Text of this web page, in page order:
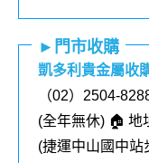
►門市收購
凱多利貴金屬收
（02）2504-
(全年無休) 🏠 地
(捷運中山國中站